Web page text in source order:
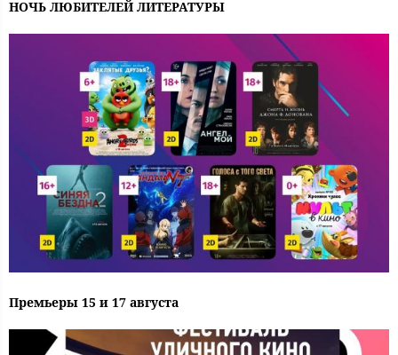
НОЧЬ ЛЮБИТЕЛЕЙ ЛИТЕРАТУРЫ
Премьеры 15 и 17 августа